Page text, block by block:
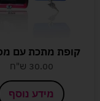
קופת מתכת עם
30.00 ש"ח
מידע נוסף